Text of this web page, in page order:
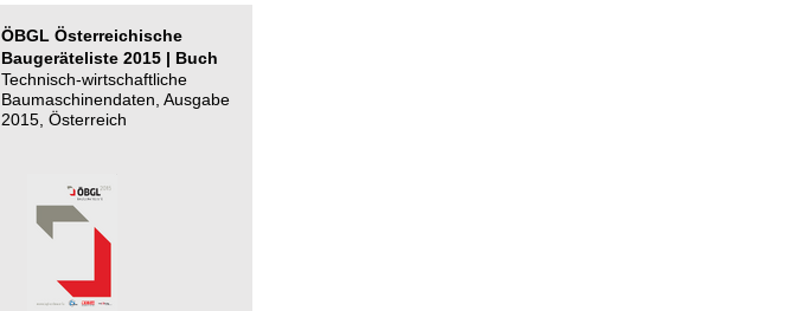
ÖBGL Österreichische
Baugeräteliste 2015 | Buch
Technisch-wirtschaftliche
Baumaschinendaten, Ausgabe
2015, Österreich